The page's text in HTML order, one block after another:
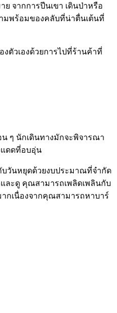
จากการปีนเขา เดินป่าหรือ
มพร้อมของคลับที่น่าตื่นเต้นที่
ตัวเองด้วยการไปที่ร้านค้าที่
ๆ นักเดินทางมักจะพิจารณา
แดดที่อบอุ่น
บวันหยุดด้วยงบประมาณที่จำกัด
ละดู คุณสามารถเพลิดเพลินกับ
ากเนื่องจากคุณสามารถหาบาร์